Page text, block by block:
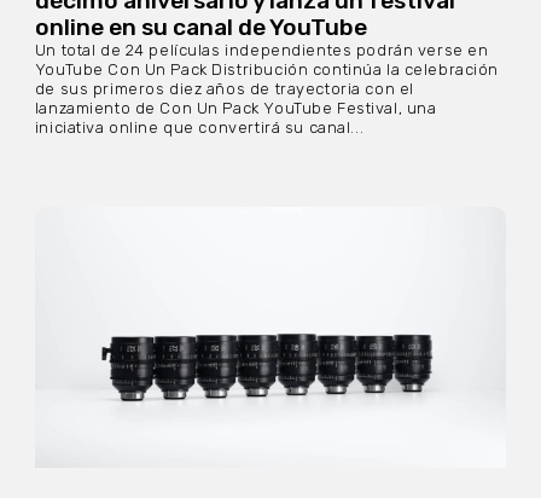
online en su canal de YouTube
Un total de 24 películas independientes podrán verse en
YouTube Con Un Pack Distribución continúa la celebración
de sus primeros diez años de trayectoria con el
lanzamiento de Con Un Pack YouTube Festival, una
iniciativa online que convertirá su canal...